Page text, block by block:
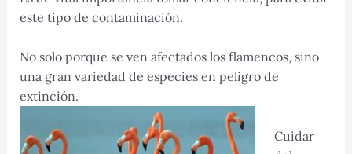
este tipo de contaminación.
No solo porque se ven afectados los flamencos, sino
una gran variedad de especies en peligro de
extinción.
Cuidar